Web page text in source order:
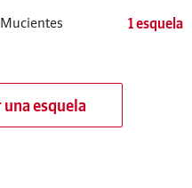
1 esquela
esquela